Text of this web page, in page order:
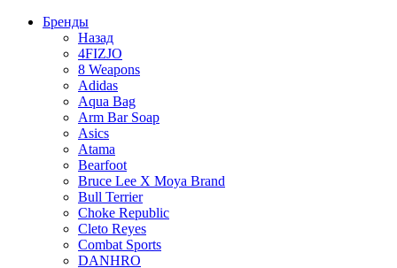
Бренды
Назад
4FIZJO
8 Weapons
Adidas
Aqua Bag
Arm Bar Soap
Asics
Atama
Bearfoot
Bruce Lee X Moya Brand
Bull Terrier
Choke Republic
Cleto Reyes
Combat Sports
DANHRO